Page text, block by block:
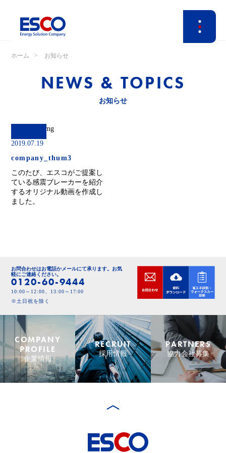
ホーム お知らせ
NEWS & TOPICS
お知らせ
2019.07.19
company_thum3
このたび、エスコがご提案し
ている感震ブレーカーを紹介
するオリジナル動画を作成し
ました。
お問合わせはお電話かメールにて承ります。 お気
軽にご連絡ください。
0120-60-9444
10:00～12:00、13:00～17:00
※土日祝を除く
COMPANY
PROFILE
企業情報
RECRUIT
採用情報
PARTNERS
協力会社募集